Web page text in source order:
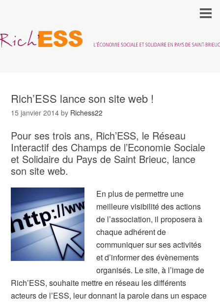
Rich’ESS lance son site web !
15 janvier 2014 by Richess22
Pour ses trois ans, Rich’ESS, le Réseau
Interactif des Champs de l’Economie Sociale
et Solidaire du Pays de Saint Brieuc, lance
son site web.
En plus de permettre une
meilleure visibilité des actions
de l’association, il proposera à
chaque adhérent de
communiquer sur ses activités
et d’informer des évènements
organisés. Le site, à l’image de
Rich’ESS, souhaite mettre en réseau les différents
acteurs de l’ESS, leur donnant la parole dans un espace